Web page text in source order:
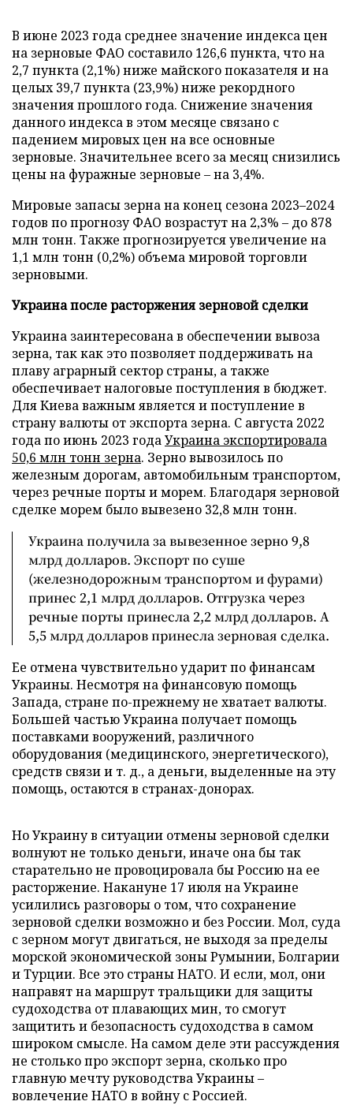
В июне 2023 года среднее значение индекса цен
на зерновые ФАО составило 126,6 пункта, что на
2,7 пункта (2,1%) ниже майского показателя и на
целых 39,7 пункта (23,9%) ниже рекордного
значения прошлого года. Снижение значения
данного индекса в этом месяце связано с
падением мировых цен на все основные
зерновые. Значительнее всего за месяц снизились
цены на фуражные зерновые – на 3,4%.
Мировые запасы зерна на конец сезона 2023–2024
годов по прогнозу ФАО возрастут на 2,3% – до 878
млн тонн. Также прогнозируется увеличение на
1,1 млн тонн (0,2%) объема мировой торговли
зерновыми.
Украина после расторжения зерновой сделки
Украина заинтересована в обеспечении вывоза
зерна, так как это позволяет поддерживать на
плаву аграрный сектор страны, а также
обеспечивает налоговые поступления в бюджет.
Для Киева важным является и поступление в
страну валюты от экспорта зерна. С августа 2022
года по июнь 2023 годаУкраина экспортировала
50,6 млн тонн зерна. Зерно вывозилось по
железным дорогам, автомобильным транспортом,
через речные порты и морем. Благодаря зерновой
сделке морем было вывезено 32,8 млн тонн.
Украина получила за вывезенное зерно 9,8
млрд долларов. Экспорт по суше
(железнодорожным транспортом и фурами)
принес 2,1 млрд долларов. Отгрузка через
речные порты принесла 2,2 млрд долларов. А
5,5 млрд долларов принесла зерновая сделка.
Ее отмена чувствительно ударит по финансам
Украины. Несмотря на финансовую помощь
Запада, стране по-прежнему не хватает валюты.
Большей частью Украина получает помощь
поставками вооружений, различного
оборудования (медицинского, энергетического),
средств связи и т. д., а деньги, выделенные на эту
помощь, остаются в странах-донорах.
Но Украину в ситуации отмены зерновой сделки
волнуют не только деньги, иначе она бы так
старательно не провоцировала бы Россию на ее
расторжение. Накануне 17 июля на Украине
усилились разговоры о том, что сохранение
зерновой сделки возможно и без России. Мол, суда
с зерном могут двигаться, не выходя за пределы
морской экономической зоны Румынии, Болгарии
и Турции. Все это страны НАТО. И если, мол, они
направят на маршрут тральщики для защиты
судоходства от плавающих мин, то смогут
защитить и безопасность судоходства в самом
широком смысле. На самом деле эти рассуждения
не столько про экспорт зерна, сколько про
главную мечту руководства Украины –
вовлечение НАТО в войну с Россией.